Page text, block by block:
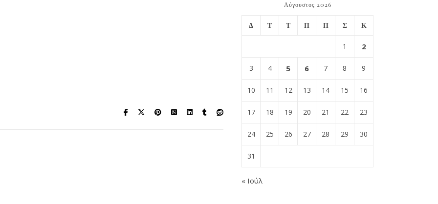
Αύγουστος 2026
Δ Τ Τ Π Π Σ Κ
1 2
3 4 5 6 7 8 9
10 11 12 13 14 15 16
17 18 19 20 21 22 23
24 25 26 27 28 29 30
31
« Ιούλ